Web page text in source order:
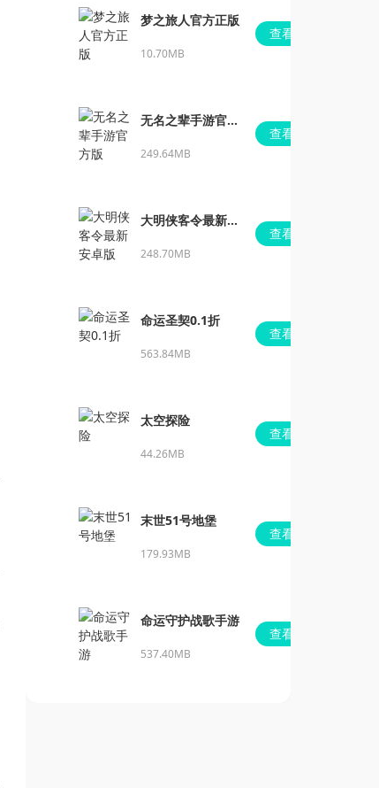
梦之旅人官方正版
10.70MB
查看
无名之辈手游官方
版
249.64MB
查看
大明侠客令最新安
卓版
248.70MB
查看
命运圣契0.1折
563.84MB
查看
太空探险
44.26MB
查看
末世51号地堡
179.93MB
查看
命运守护战歌手游
537.40MB
查看